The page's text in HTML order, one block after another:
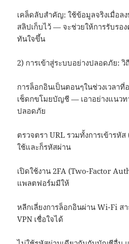
เคล็ดลับสำคัญ: ใช้ข้อมูลจริงเมื่อล
สลิปเก็บไว้ — จะช่วยให้การรับรอ
ทันใจขึ้น
2) การเข้าสู่ระบบอย่างปลอดภัย:
การล็อกอินเป็นตอนๆในช่วงเวลาที่
เช็ดกขโมยบัญชี — เอาอย่างแนวท
ปลอดภัย
ตรวจตรา URL รวมทั้งการเข้ารหั
ใช้และก็รหัสผ่าน
เปิดใช้งาน 2FA (Two-Factor
แพลตฟอร์มมีให้
หลีกเลี่ยงการล็อกอินผ่าน Wi-Fi ส
VPN เชื่อใจได้